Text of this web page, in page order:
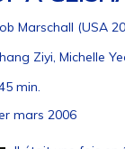
Marschall (USA
Ziyi, Michelle
min.
mars 2006